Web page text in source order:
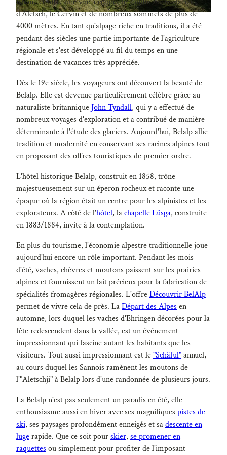
F
8
8
5
8
.
j
p
d'Aletsch, le Cervin et de nombreux sommets de plus de
4000 mètres. En tant qu'alpage riche en traditions, il a été
pendant des siècles une partie importante de l'agriculture
régionale et s'est développé au fil du temps en une
destination de vacances très appréciée.
Dès le 19e siècle, les voyageurs ont découvert la beauté de
Belalp. Elle est devenue particulièrement célèbre grâce au
naturaliste britanniqueJohn Tyndall, qui y a effectué de
nombreux voyages d'exploration et a contribué de manière
déterminante à l'étude des glaciers. Aujourd'hui, Belalp allie
tradition et modernité en conservant ses racines alpines tout
en proposant des offres touristiques de premier ordre.
L'hôtel historique Belalp, construit en 1858, trône
majestueusement sur un éperon rocheux et raconte une
époque où la région était un centre pour les alpinistes et les
explorateurs. A côté de l'hôtel, lachapelle Lüsga, construite
en 1883/1884, invite à la contemplation.
En plus du tourisme, l'économie alpestre traditionnelle joue
aujourd'hui encore un rôle important. Pendant les mois
d'été, vaches, chèvres et moutons paissent sur les prairies
alpines et fournissent un lait précieux pour la fabrication de
spécialités fromagères régionales. L'offreDécouvrir BelAlp
permet de vivre cela de près. LaDépart des Alpesen
automne, lors duquel les vaches d'Ehringen décorées pour la
fête redescendent dans la vallée, est un événement
impressionnant qui fascine autant les habitants que les
visiteurs. Tout aussi impressionnant est le"Schäful"annuel,
au cours duquel les Sannois ramènent les moutons de
l'"Aletschji" à Belalp lors d'une randonnée de plusieurs jours.
La Belalp n'est pas seulement un paradis en été, elle
enthousiasme aussi en hiver avec ses magnifiques pistes de
ski, ses paysages profondément enneigés et sadescente en
lugerapide. Que ce soit pourskier, se promener en
raquettesou simplement pour profiter de l'imposant